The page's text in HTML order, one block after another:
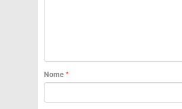
Nome*